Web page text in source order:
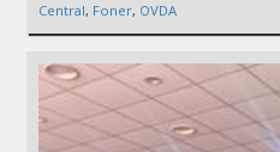
Central, Foner, OVDA